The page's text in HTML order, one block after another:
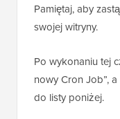
Pamiętaj, aby
swojej witryny.
Po wykonaniu tej
nowy Cron Job”,
do listy poniżej.